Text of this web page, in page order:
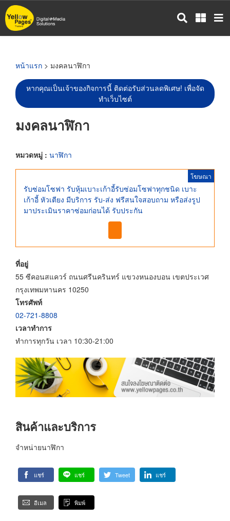
ข้าม
ไป
หน้าแรก > มงคลนาฬิกา
หากคุณเป็นเจ้าของกิจการนี้ ติดต่อรับส่วนลดพิเศษ! เพื่อจัด
ทำเว็บไซต์
มงคลนาฬิกา
หมวดหมู่ : นาฬิกา
โฆษณา
รับซ่อมโซฟา รับหุ้มเบาะเก้าอี้รับซ่อมโซฟาทุกชนิด เบาะ
เก้าอี้ หัวเตียง มีบริการ รับ-ส่ง ฟรีสนใจสอบถาม หรือส่งรูป
มาประเมินราคาซ่อมก่อนได้ รับประกัน
ที่อยู่
55 ซีคอนสแควร์ ถนนศรีนครินทร์ แขวงหนองบอน เขตประเวศ
กรุงเทพมหานคร 10250
โทรศัพท์
02-721-8808
เวลาทำการ
ทำการทุกวัน เวลา 10:30-21:00
สินค้าและบริการ
จำหน่ายนาฬิกา
แชร์ แชร์ Tweet แชร์
อีเมล พิมพ์